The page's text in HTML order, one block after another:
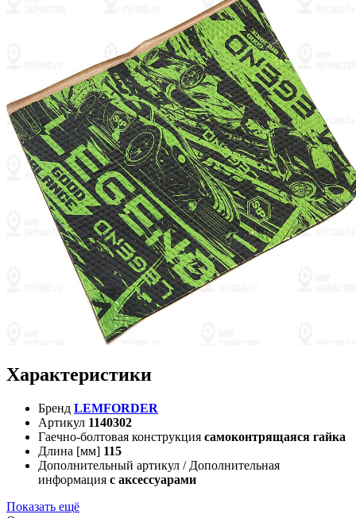
Характеристики
Бренд LEMFORDER
Артикул 1140302
Гаечно-болтовая конструкция самоконтрящаяся гайка
Длина [мм] 115
Дополнительный артикул / Дополнительная
информация с аксессуарами
Показать ещё